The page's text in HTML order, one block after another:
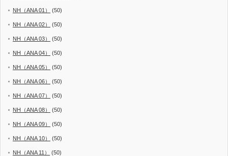
NH（ANA 01） (50)
NH（ANA 02） (50)
NH（ANA 03） (50)
NH（ANA 04） (50)
NH（ANA 05） (50)
NH（ANA 06） (50)
NH（ANA 07） (50)
NH（ANA 08） (50)
NH（ANA 09） (50)
NH（ANA 10） (50)
NH（ANA 11） (50)